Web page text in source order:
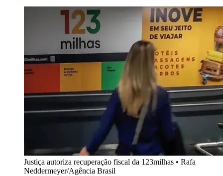
Justiça autoriza recuperação fiscal da 123milhas • Rafa
Neddermeyer/Agência Brasil